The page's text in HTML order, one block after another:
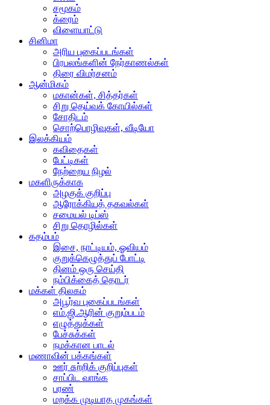
சமூகம்
க்ரைம்
விளையாட்டு
சினிமா
அரிய புகைப்படங்கள்
பிரபலங்களின் நேர்காணல்கள்
திரை விமர்சனம்
ஆன்மிகம்
மகான்கள், சித்தர்கள்
சிறு தெய்வக் கோயில்கள்
சோதிடம்
சொற்பொழிவுகள், வீடியோ
இலக்கியம்
கவிதைகள்
பேட்டிகள்
நேற்றைய நிழல்
மகளிருக்காக
அழகுக் குறிப்பு
ஆரோக்கியத் தகவல்கள்
சமையல் டிப்ஸ்
சிறு தொழில்கள்
கதம்பம்
இசை, நாட்டியம், ஓவியம்
குறுக்கெழுத்துப் போட்டி
தினம் ஒரு செய்தி
நம்பிக்கைத் தொடர்
மக்கள் திலகம்
அபூர்வ புகைப்படங்கள்
எம்.ஜி.ஆரின் குறும்படம்
எழுத்துக்கள்
பேச்சுக்கள்
நமக்கான பாடல்
மணாவின் பக்கங்கள்
ஊர் சுற்றிக் குறிப்புகள்
சாப்பிட வாங்க
பரண்
மறக்க முடியாத முகங்கள்